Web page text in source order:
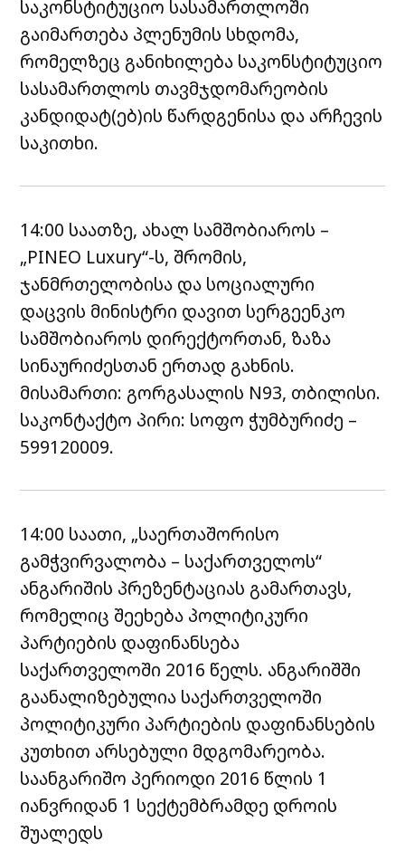
საკონსტიტუციო სასამართლოში
გაიმართება პლენუმის სხდომა,
რომელზეც განიხილება საკონსტიტუციო
სასამართლოს თავმჯდომარეობის
კანდიდატ(ებ)ის წარდგენისა და არჩევის
საკითხი.
14:00 საათზე, ახალ სამშობიაროს –
„PINEO Luxury“-ს, შრომის,
ჯანმრთელობისა და სოციალური
დაცვის მინისტრი დავით სერგეენკო
სამშობიაროს დირექტორთან, ზაზა
სინაურიძესთან ერთად გახნის.
მისამართი: გორგასალის N93, თბილისი.
საკონტაქტო პირი: სოფო ჭუმბურიძე –
599120009.
14:00 საათი, „საერთაშორისო
გამჭვირვალობა – საქართველოს“
ანგარიშის პრეზენტაციას გამართავს,
რომელიც შეეხება პოლიტიკური
პარტიების დაფინანსება
საქართველოში 2016 წელს. ანგარიშში
გაანალიზებულია საქართველოში
პოლიტიკური პარტიების დაფინანსების
კუთხით არსებული მდგომარეობა.
საანგარიშო პერიოდი 2016 წლის 1
იანვრიდან 1 სექტემბრამდე დროის
შუალედს